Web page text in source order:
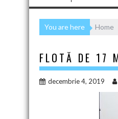
You are here Home
FLOTĂ DE 17
decembrie 4, 2019